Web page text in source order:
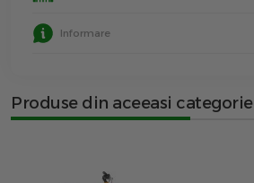
Informare
Produse din aceeasi categorie